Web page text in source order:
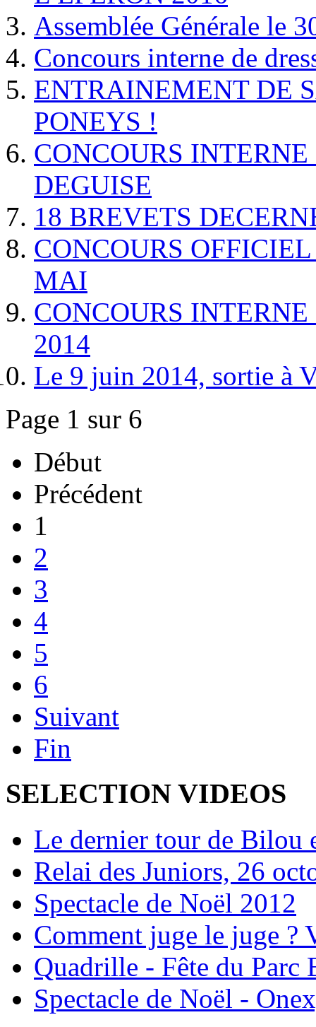
Assemblée Générale le
Concours interne de
ENTRAINEMENT DE
PONEYS !
CONCOURS
DEGUISE
18 BREVETS
CONCOURS
MAI
CONCOURS
2014
Le 9 juin 2014, sortie à
Page 1 sur 6
Début
Précédent
1
2
3
4
5
6
Suivant
Fin
SELECTION VIDEOS
Le dernier tour de Bilou
Relai des Juniors, 26
Spectacle de Noël 2012
Comment juge le juge ?
Quadrille - Fête du Parc
Spectacle de Noël -